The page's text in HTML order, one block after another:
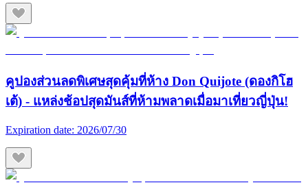
คูปองส่วนลดพิเศษสุดคุ้มที่ห้าง Don Quijote (ดองกิโฮ
เต้) - แหล่งช้อปสุดมันส์ที่ห้ามพลาดเมื่อมาเที่ยวญี่ปุ่น!
Expiration date: 2026/07/30